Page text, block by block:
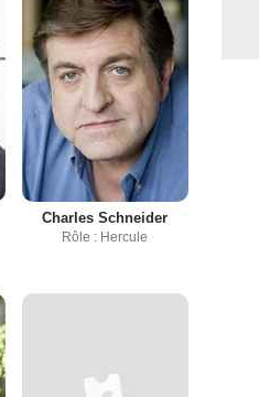
Charles Schneider
Rôle : Hercule